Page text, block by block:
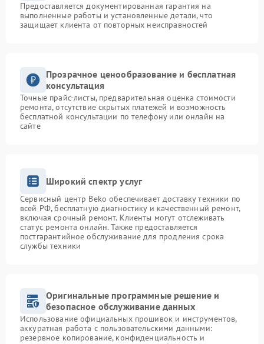
Предоставляется документированная гарантия на
выполненные работы и установленные детали, что
защищает клиента от повторных неисправностей
Прозрачное ценообразование и бесплатная
консультация
Точные прайс-листы, предварительная оценка стоимости
ремонта, отсутствие скрытых платежей и возможность
бесплатной консультации по телефону или онлайн на
сайте
Широкий спектр услуг
Сервисный центр Beko обеспечивает доставку техники по
всей РФ, бесплатную диагностику и качественный ремонт,
включая срочный ремонт. Клиенты могут отслеживать
статус ремонта онлайн. Также предоставляется
постгарантийное обслуживание для продления срока
службы техники
Оригинальные программные решение и
безопасное обслуживание данных
Использование официальных прошивок и инструментов,
аккуратная работа с пользовательскими данными:
резервное копирование, конфиденциальность и